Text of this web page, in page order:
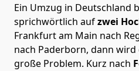
Ein Umzug in Deutschland
sprichwörtlich aufzwei
Frankfurt am Main nach
nach Paderborn, dann
große Problem. Kurz nach